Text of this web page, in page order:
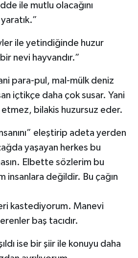
ile mutlu olacağını
ile yetindiğinde huzur
nevi hayvandır.”
para-pul, mal-mülk deniz
içtikçe daha çok susar. Yani
etmez, bilakis huzursuz eder.
eleştirip adeta yerden
yaşayan herkes bu
Elbette sözlerim bu
insanlara değildir. Bu çağın
kastediyorum. Manevi
baş tacıdır.
ise bir şiir ile konuyu daha